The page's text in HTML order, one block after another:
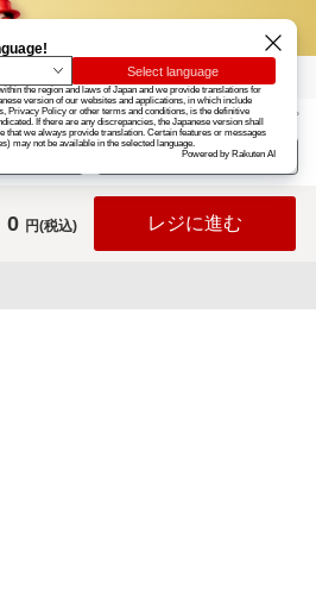
楽天グループ カード
お知らせ ヘルプ
ログイン
0 円(税込) レジに進む